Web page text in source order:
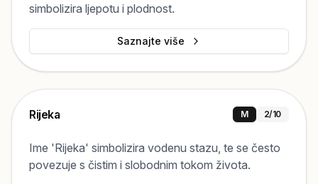
simbolizira ljepotu i plodnost.
Saznajte više
Rijeka M 2/10
Ime 'Rijeka' simbolizira vodenu stazu, te se često
povezuje s čistim i slobodnim tokom života.